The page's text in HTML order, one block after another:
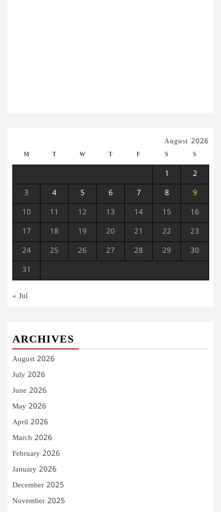
August 2026
M T W T F S S
1 2
3 4 5 6 7 8 9
10 11 12 13 14 15 16
17 18 19 20 21 22 23
24 25 26 27 28 29 30
31
« Jul
ARCHIVES
August 2026
July 2026
June 2026
May 2026
April 2026
March 2026
February 2026
January 2026
December 2025
November 2025